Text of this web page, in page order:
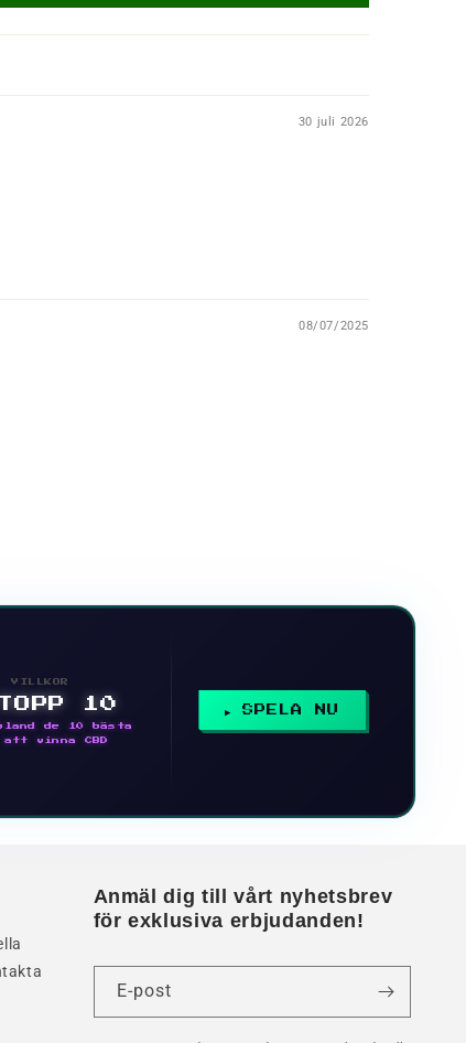
30 juli 2026
08/07/2025
VILLKOR
10
bland de 10 bästa
vinna CBD
SPELA NU
Anmäl dig till vårt nyhetsbrev
för exklusiva erbjudanden!
E-post